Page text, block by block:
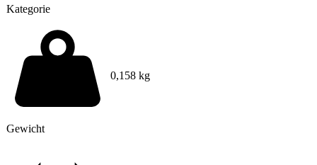
Kategorie
Gewicht
0,158 kg